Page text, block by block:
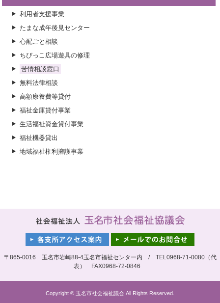
小学校教室サロン
ふれあい援助サービス
ホームヘルパー（介護保険・総合事業）
認知症地域支援事業
シルバーハウジング生活援助員
岱明ふれあい会（高齢者ふれあい事業）
親子育ちの応援学級
ボランティアセンター
救急法等の講習
ワークキャンプ
利用者支援事業
たまな成年後見センター
心配ごと相談
ちびっこ広場遊具の修理
苦情相談窓口
無料法律相談
高額療養費等貸付
福祉金庫貸付事業
生活福祉資金貸付事業
福祉機器貸出
地域福祉権利擁護事業
〒865-0016 玉名市岩崎88-4玉名市福祉センター内 / TEL0968-71-0080（代
表） FAX0968-72-0846
Copyright © 玉名市社会福祉議会 All Rights Reserved.